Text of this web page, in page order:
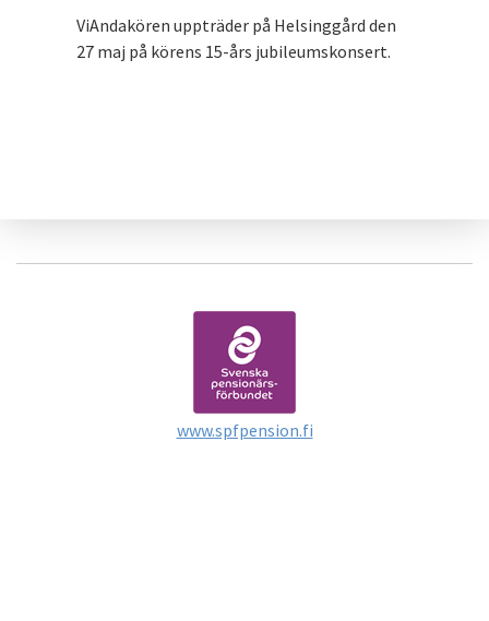
ViAndakören uppträder på Helsinggård den
27 maj på körens 15-års jubileumskonsert.
www.spfpension.fi